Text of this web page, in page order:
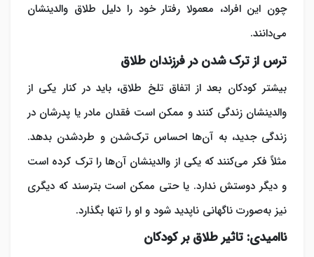
چون این افراد، معمولا رفتار خود را دلیل طلاق والدینشان
می‌دانند.
ترس از ترک‌ شدن در فرزندان طلاق
بیشتر کودکان بعد از اتفاق تلخ طلاق، باید در کنار یکی از
والدینشان زندگی کنند و ممکن است فقدان مادر یا پدرشان در
زندگی جدید، به آن‌ها احساس ترک‌شدن و طردشدن بدهد.
مثلاً فکر می‌کنند که یکی از والدینشان آن‌ها را ترک کرده است
و دیگر دوستش ندارد. یا حتی ممکن است بترسند که دیگری
نیز به‌صورت ناگهانی ناپدید شود و او را تنها بگذارد.
ناامیدی: تاثیر طلاق بر کودکان